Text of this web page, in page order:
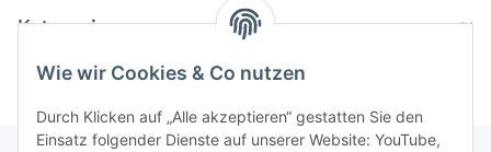
Kategorien
Wie wir Cookies & Co nutzen
Durch Klicken auf „Alle akzeptieren“ gestatten Sie den
Einsatz folgender Dienste auf unserer Website: YouTube,